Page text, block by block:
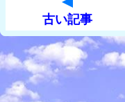
古い記事